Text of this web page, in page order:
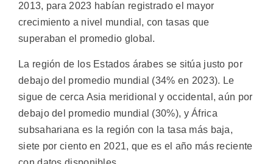
2013, para 2023 habían registrado el mayor
crecimiento a nivel mundial, con tasas que
superaban el promedio global.
La región de los Estados árabes se sitúa justo por
debajo del promedio mundial (34% en 2023). Le
sigue de cerca Asia meridional y occidental, aún por
debajo del promedio mundial (30%), y África
subsahariana es la región con la tasa más baja,
siete por ciento en 2021, que es el año más reciente